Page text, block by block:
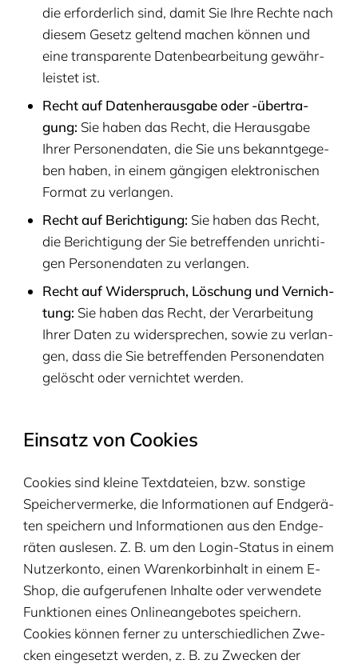
die erfor­der­lich sind, damit Sie Ihre Rech­te nach
die­sem Gesetz gel­tend machen kön­nen und
eine trans­pa­ren­te Daten­be­ar­bei­tung gewähr­
leis­tet ist.
Recht auf Daten­her­aus­ga­be oder -über­tra­
gung: Sie haben das Recht, die Her­aus­ga­be
Ihrer Per­so­nen­da­ten, die Sie uns bekannt­ge­ge­
ben haben, in einem gän­gi­gen elek­tro­ni­schen
For­mat zu verlangen.
Recht auf Berich­ti­gung: Sie haben das Recht,
die Berich­ti­gung der Sie betref­fen­den unrich­ti­
gen Per­so­nen­da­ten zu verlangen.
Recht auf Wider­spruch, Löschung und Ver­nich­
tung: Sie haben das Recht, der Ver­ar­bei­tung
Ihrer Daten zu wider­spre­chen, sowie zu ver­lan­
gen, dass die Sie betref­fen­den Per­so­nen­da­ten
gelöscht oder ver­nich­tet werden.
Ein­satz von Cookies
Cookies sind klei­ne Text­da­tei­en, bzw. sons­ti­ge
Spei­cher­ver­mer­ke, die Infor­ma­tio­nen auf End­ge­rä­
ten spei­chern und Infor­ma­tio­nen aus den End­ge­
rä­ten aus­le­sen. Z. B. um den Log­in-Sta­tus in einem
Nut­zer­kon­to, einen Waren­kor­bin­halt in einem E-
Shop, die auf­ge­ru­fe­nen Inhal­te oder ver­wen­de­te
Funk­tio­nen eines Online­an­ge­bo­tes spei­chern.
Cookies kön­nen fer­ner zu unter­schied­li­chen Zwe­
cken ein­ge­setzt wer­den, z. B. zu Zwe­cken der